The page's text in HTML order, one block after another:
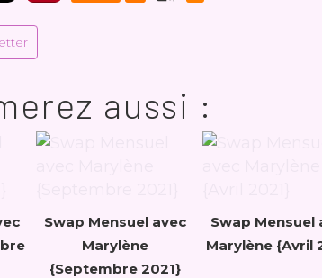
aussi :
Swap Mensuel avec
Marylène
{Septembre 2021}
Swap Mensuel
Marylène {Avril